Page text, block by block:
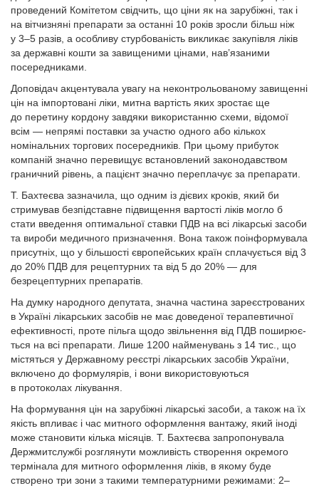
проведений Комітетом свідчить, що ціни як на зарубіжні, так і
на вітчизняні препарати за останні 10 років зросли більш ніж
у 3–5 разів, а особливу стурбованість викликає закупівля ліків
за державні кошти за завищеними цінами, нав’язаними
посередниками.
Доповідач акцентувала увагу на неконтрольованому завищенні
цін на імпортовані ліки, митна вартість яких зростає ще
до перетину кордону завдяки використанню схеми, відомої
всім — непрямі поставки за участю одного або кількох
номінальних торгових посередників. При цьому прибуток
компаній значно перевищує встановлений законодавством
граничний рівень, а пацієн­т значно переплачує за препарати.
Т. Бахтеєва зазначила, що одним із дієвих кроків, який би
стримував безпідставне підвищен­ня вартості ліків могло б
стати введення оптимальної ставки ПДВ на всі лікарські засоби
та вироби медичного призначення. Вона також поінформувала
присутніх, що у більшості європейських країн сплачується від 3
до 20% ПДВ для рецептурних та від 5 до 20% — для
безрецептурних препаратів.
На думку народного депутата, значна частина зареєстрованих
в Україні лікарських засобів не має доведеної терапевтичної
ефективності, проте пільга щодо звільнення від ПДВ поширює­
ться на всі препарати. Лише 1200 найменувань з 14 тис., що
містяться у Державному реєстрі лікарських засобів України,
включено до формулярів, і вони використовуються
в протоколах лікування.
На формування цін на зарубіжні лікарські засоби, а також на їх
якість впливає і час митного оформлення вантажу, який іноді
може становити кілька місяців. Т. Бахтеєва запропонувала
Держмитслужбі розглянути можливість створення окремого
термінала для митного оформлення ліків, в якому буде
створено три зони з такими температурними режимами: 2–